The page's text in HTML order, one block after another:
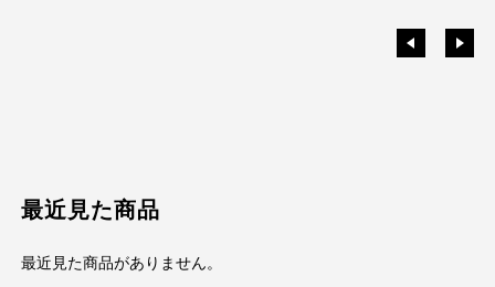
最近見た商品
最近見た商品がありません。